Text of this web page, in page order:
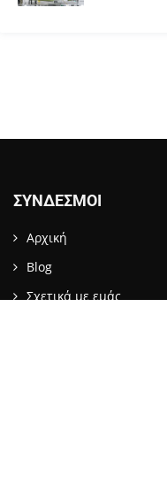
ΣΎΝΔΕΣΜΟΙ
Αρχική
Blog
Σχετικά με εμάς